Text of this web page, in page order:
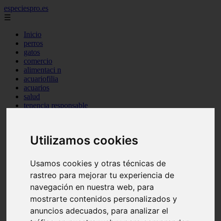
Utilizamos cookies
Usamos cookies y otras técnicas de
rastreo para mejorar tu experiencia de
navegación en nuestra web, para
mostrarte contenidos personalizados y
anuncios adecuados, para analizar el
especiespro.es
☰
Inicio
perros
gatos
comercio
alimentaci n
acuariofilia
acuarios
salud
tenencia responsable
marketing
peque os mam feros
verano
legislaci n
peluquer a
accesorios
peluquer a canina
complementos